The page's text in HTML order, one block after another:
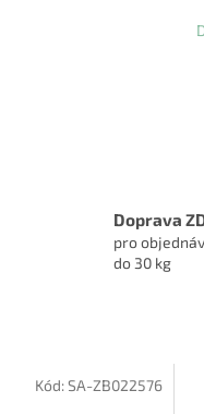
Doprava
pro
do 30 kg
Kód:SA-ZB022576